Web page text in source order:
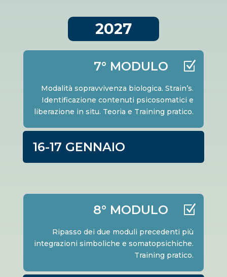
2027
7° MODULO
Modalità sopravvivenza biologica. Strain’s.
Identificazione contenuti psicosomatici e
liberazione in situ. Teoria e Training pratico.
16-17 GENNAIO
8° MODULO
Ripasso dei due moduli precedenti più
integrazioni simboliche e somatopsichiche.
Training pratico.